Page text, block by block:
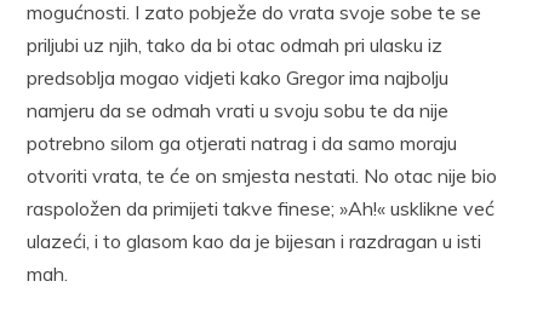
mogućnosti. I zato pobježe do vrata svoje sobe te se
priljubi uz njih, tako da bi otac odmah pri ulasku iz
predsoblja mogao vidjeti kako Gregor ima najbolju
namjeru da se odmah vrati u svoju sobu te da nije
potrebno silom ga otjerati natrag i da samo moraju
otvoriti vrata, te će on smjesta nestati. No otac nije bio
raspoložen da primijeti takve finese; »Ah!« usklikne već
ulazeći, i to glasom kao da je bijesan i razdragan u isti
mah.